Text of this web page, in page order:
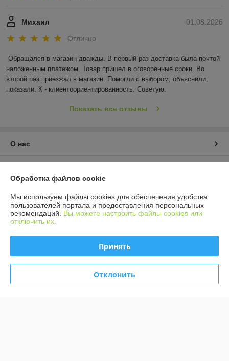
01.08.2026
Михаил
Отлично
Обращался в магазин дважды. В первый раз доставка была почтой
наложенным платежом. Товар пришел в оговоренные сроки. Во
второй раз приезжал в магазин. Помогли с выбором, объяснили,
показали. К - клиентоориентированность. Советую.
Показать все отзывы
О нас
График работы
Полная версия сайта
Политика обработки cookies
Обработка файлов cookie
Мы используем файлы cookies для обеспечения удобства
пользователей портала и предоставления персональных
рекомендаций. Вы можете настроить файлы cookies или
отключить их.
Принять
Отклонить